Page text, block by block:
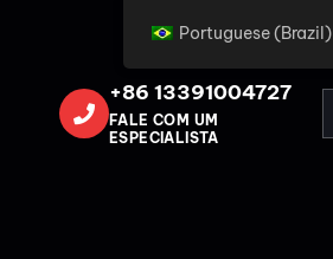
+86 13391004727
FALE COM UM
ESPECIALISTA
Portuguese (Brazil)